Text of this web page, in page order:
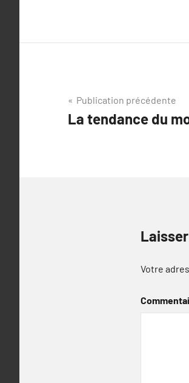
Navigation
de
Publication précédente
La tendance du
Votre